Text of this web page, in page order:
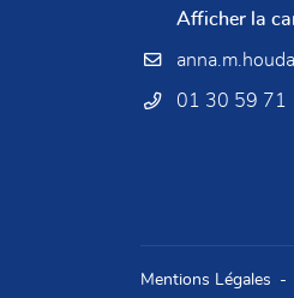
Afficher la
01 30 59 71
Mentions Légales